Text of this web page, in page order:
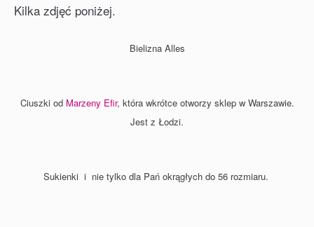
Kilka zdjęć poniżej.
Bielizna Alles
Ciuszki od Marzeny Efir, która wkrótce otworzy sklep w Warszawie.
Jest z Łodzi.
Sukienki i nie tylko dla Pań okrągłych do 56 rozmiaru.